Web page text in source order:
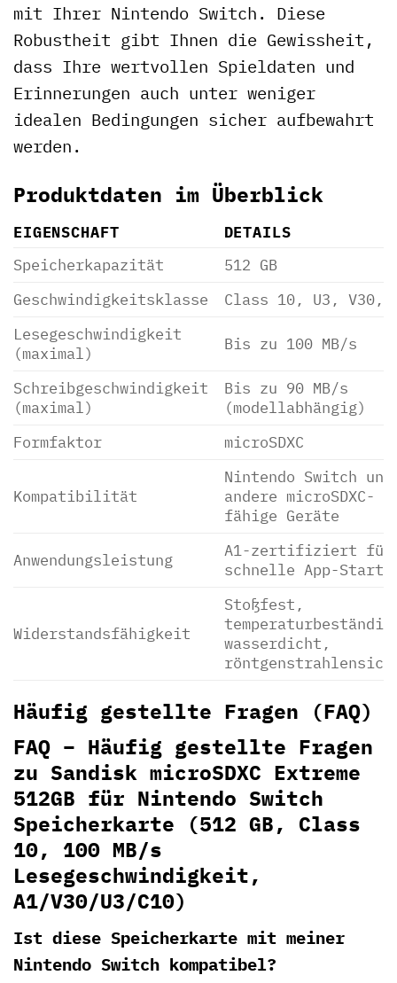
mit Ihrer Nintendo Switch. Diese
Robustheit gibt Ihnen die Gewissheit,
dass Ihre wertvollen Spieldaten und
Erinnerungen auch unter weniger
idealen Bedingungen sicher aufbewahrt
werden.
Produktdaten im Überblick
EIGENSCHAFT
DETAILS
Speicherkapazität
512 GB
Geschwindigkeitsklasse
Class 10, U3, V30,
Lesegeschwindigkeit
(maximal)
Bis zu 100 MB/s
Schreibgeschwindigkeit
(maximal)
Bis zu 90 MB/s
(modellabhängig)
Formfaktor
microSDXC
Kompatibilität
Nintendo Switch und
andere microSDXC-
fähige Geräte
Anwendungsleistung
A1-zertifiziert für
schnelle App-Starts
Widerstandsfähigkeit
Stoßfest,
wasserdicht,
Häufig gestellte Fragen (FAQ)
FAQ – Häufig gestellte Fragen
zu Sandisk microSDXC Extreme
512GB für Nintendo Switch
Speicherkarte (512 GB, Class
10, 100 MB/s
Lesegeschwindigkeit,
A1/V30/U3/C10)
Ist diese Speicherkarte mit meiner
Nintendo Switch kompatibel?